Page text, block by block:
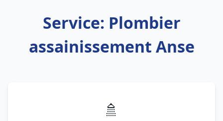
Service: Plombier
assainissement Anse
🚿